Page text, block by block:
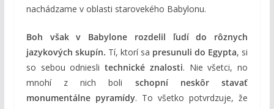
nachádzame v oblasti starovekého Babylonu.
Boh však v Babylone rozdelil ľudí do rôznych
jazykových skupín. Tí, ktorí sa presunuli do Egypta, si
so sebou odnieslitechnické znalosti. Nie všetci, no
mnohí z nich boli schopní neskôr stavať
monumentálne pyramídy. To všetko potvrdzuje, že